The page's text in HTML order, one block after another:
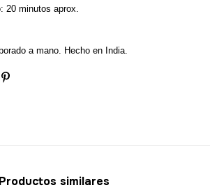
20 minutos aprox.
a mano. Hecho en India.
Productos similares